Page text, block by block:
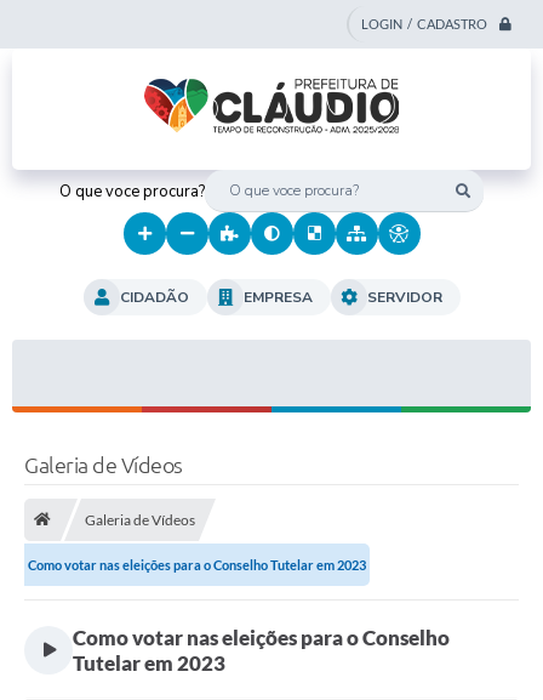
LOGIN / CADASTRO
O que voce procura?
CIDADÃO EMPRESA SERVIDOR
Galeria de Vídeos
Galeria de Vídeos
Como votar nas eleições para o Conselho Tutelar em 2023
Como votar nas eleições para o Conselho
Tutelar em 2023